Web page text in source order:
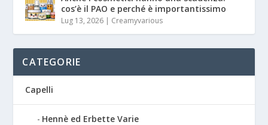
cos’è il PAO e perché è importantissimo
Lug 13, 2026 | Creamyvarious
CATEGORIE
Capelli
Hennè ed Erbette Varie